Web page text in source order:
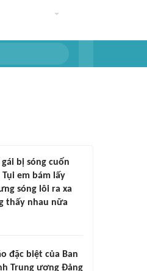
bị sóng cuốn
em bám lấy
sóng lôi ra xa
thấy nhau nữa
đặc biệt của Ban
Trung ương Đảng